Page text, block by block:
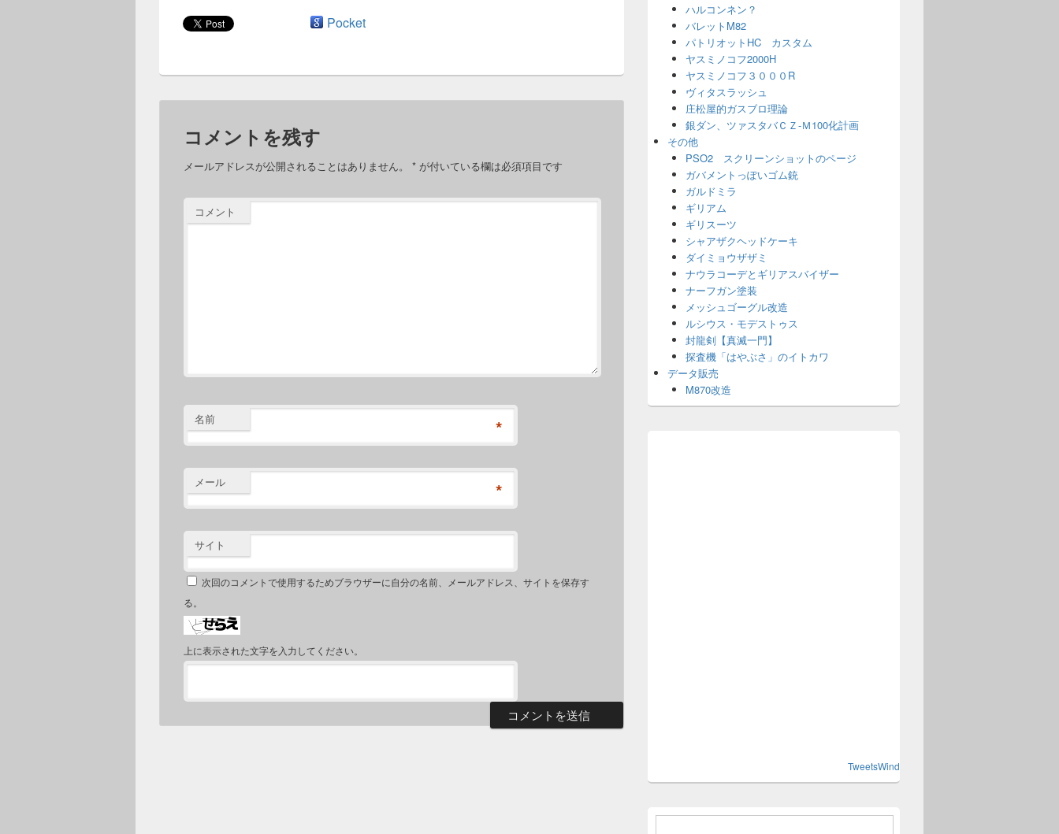
Pocket
コメントを残す
メールアドレスが公開されることはありません。 * が付いている欄は必須項目です
コメント
名前 *
メール *
サイト
次回のコメントで使用するためブラウザーに自分の名前、メールアドレス、サイトを保存す
る。
上に表示された文字を入力してください。
ハルコンネン？
バレットM82
パトリオットHC カスタム
ヤスミノコフ2000H
ヤスミノコフ３０００R
ヴィタスラッシュ
庄松屋的ガスブロ理論
銀ダン、ツァスタバＣＺ-Ｍ100化計画
その他
PSO2 スクリーンショットのページ
ガバメントっぽいゴム銃
ガルドミラ
ギリアム
ギリスーツ
シャアザクヘッドケーキ
ダイミョウザザミ
ナウラコーデとギリアスバイザー
ナーフガン塗装
メッシュゴーグル改造
ルシウス・モデストゥス
封龍剣【真滅一門】
探査機「はやぶさ」のイトカワ
データ販売
M870改造
TweetsWind